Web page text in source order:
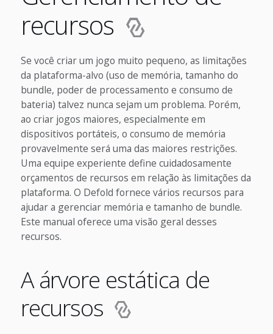
recursos
Se você criar um jogo muito pequeno, as limitações
da plataforma-alvo (uso de memória, tamanho do
bundle, poder de processamento e consumo de
bateria) talvez nunca sejam um problema. Porém,
ao criar jogos maiores, especialmente em
dispositivos portáteis, o consumo de memória
provavelmente será uma das maiores restrições.
Uma equipe experiente define cuidadosamente
orçamentos de recursos em relação às limitações da
plataforma. O Defold fornece vários recursos para
ajudar a gerenciar memória e tamanho de bundle.
Este manual oferece uma visão geral desses
recursos.
A árvore estática de
recursos